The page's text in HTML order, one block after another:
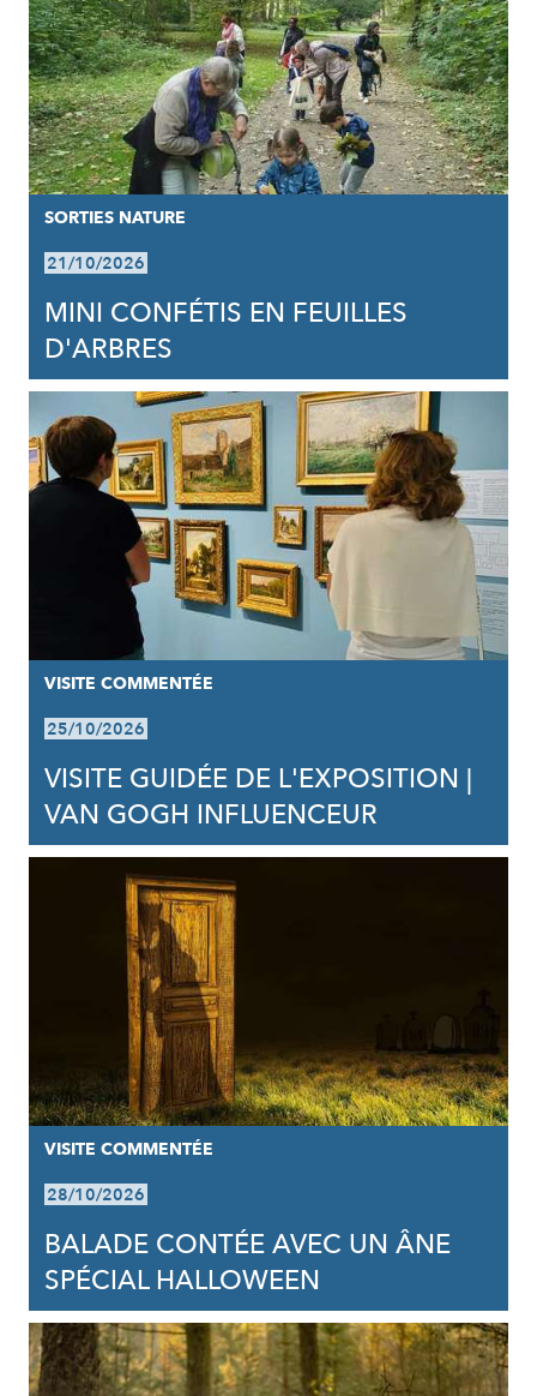
SORTIES NATURE
21/10/2026
MINI CONFÉTIS EN FEUILLES
D'ARBRES
VISITE COMMENTÉE
25/10/2026
VISITE GUIDÉE DE L'EXPOSITION |
VAN GOGH INFLUENCEUR
VISITE COMMENTÉE
28/10/2026
BALADE CONTÉE AVEC UN ÂNE
SPÉCIAL HALLOWEEN